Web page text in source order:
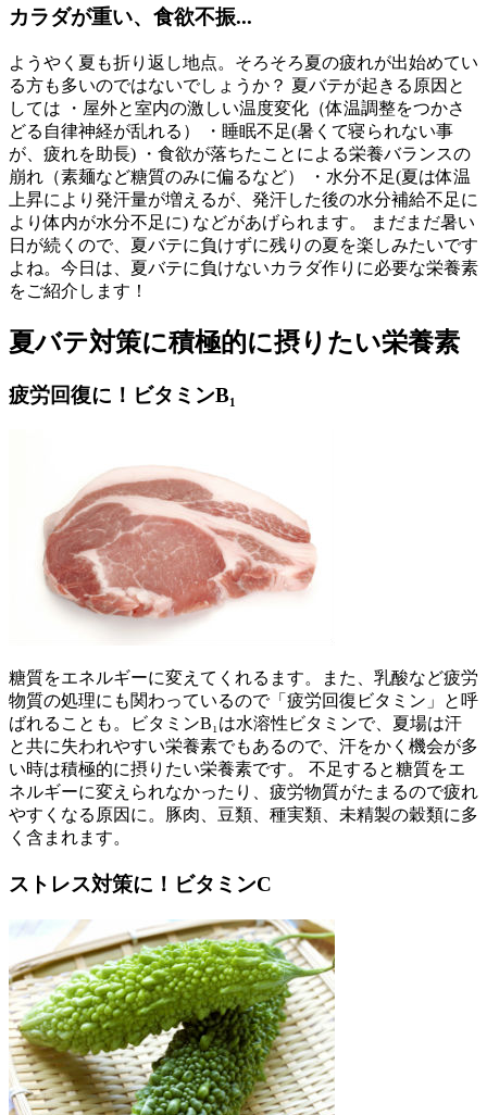
カラダが重い、食欲不振...
ようやく夏も折り返し地点。そろそろ夏の疲れが出始めてい
る方も多いのではないでしょうか？ 夏バテが起きる原因と
しては ・屋外と室内の激しい温度変化（体温調整をつかさ
どる自律神経が乱れる） ・睡眠不足(暑くて寝られない事
が、疲れを助長) ・食欲が落ちたことによる栄養バランスの
崩れ（素麺など糖質のみに偏るなど） ・水分不足(夏は体温
上昇により発汗量が増えるが、発汗した後の水分補給不足に
より体内が水分不足に) などがあげられます。 まだまだ暑い
日が続くので、夏バテに負けずに残りの夏を楽しみたいです
よね。今日は、夏バテに負けないカラダ作りに必要な栄養素
をご紹介します！
夏バテ対策に積極的に摂りたい栄養素
疲労回復に！ビタミンB₁
糖質をエネルギーに変えてくれるます。また、乳酸など疲労
物質の処理にも関わっているので「疲労回復ビタミン」と呼
ばれることも。ビタミンB₁は水溶性ビタミンで、夏場は汗
と共に失われやすい栄養素でもあるので、汗をかく機会が多
い時は積極的に摂りたい栄養素です。 不足すると糖質をエ
ネルギーに変えられなかったり、疲労物質がたまるので疲れ
やすくなる原因に。豚肉、豆類、種実類、未精製の穀類に多
く含まれます。
ストレス対策に！ビタミンC